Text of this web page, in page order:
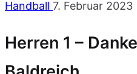
Handball 7. Februar 2023
Herren 1 –